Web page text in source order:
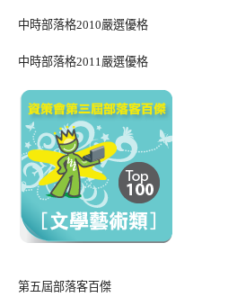
中時部落格2010嚴選優格
中時部落格2011嚴選優格
第五屆部落客百傑